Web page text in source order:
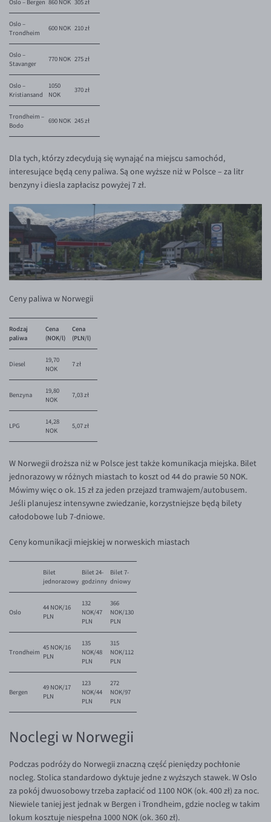
Oslo – Bergen 860 NOK 305 zł
Oslo –
Trondheim
600 NOK 210 zł
Oslo –
Stavanger
770 NOK 275 zł
Oslo –
Kristiansand
1050
NOK
370 zł
Trondheim –
Bodo
690 NOK 245 zł
Dla tych, którzy zdecydują się wynająć na miejscu samochód,
interesujące będą ceny paliwa. Są one wyższe niż w Polsce – za litr
benzyny i diesla zapłacisz powyżej 7 zł.
Ceny paliwa w Norwegii
Rodzaj
paliwa
Cena
(NOK/l)
Cena
(PLN/l)
Diesel
19,70
NOK
7 zł
Benzyna
19,80
NOK
7,03 zł
LPG
14,28
NOK
5,07 zł
W Norwegii droższa niż w Polsce jest także komunikacja miejska. Bilet
jednorazowy w różnych miastach to koszt od 44 do prawie 50 NOK.
Mówimy więc o ok. 15 zł za jeden przejazd tramwajem/autobusem.
Jeśli planujesz intensywne zwiedzanie, korzystniejsze będą bilety
całodobowe lub 7-dniowe.
Ceny komunikacji miejskiej w norweskich miastach
Bilet
jednorazowy
Bilet 24-
godzinny
Bilet 7-
dniowy
Oslo
44 NOK/16
PLN
132
NOK/47
PLN
366
NOK/130
PLN
Trondheim
45 NOK/16
PLN
135
NOK/48
PLN
315
NOK/112
PLN
Bergen
49 NOK/17
PLN
123
NOK/44
PLN
272
NOK/97
PLN
Noclegi w Norwegii
Podczas podróży do Norwegii znaczną część pieniędzy pochłonie
nocleg. Stolica standardowo dyktuje jedne z wyższych stawek. W Oslo
za pokój dwuosobowy trzeba zapłacić od 1100 NOK (ok. 400 zł) za noc.
Niewiele taniej jest jednak w Bergen i Trondheim, gdzie nocleg w takim
lokum kosztuje niespełna 1000 NOK (ok. 360 zł).